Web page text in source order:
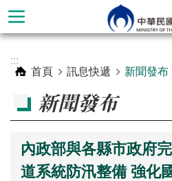
跳到主要內容區塊
階
:::
首頁
訊息快遞 新聞發布
新聞發布
內政部與各縣市政府
道系統防汛整備 強化